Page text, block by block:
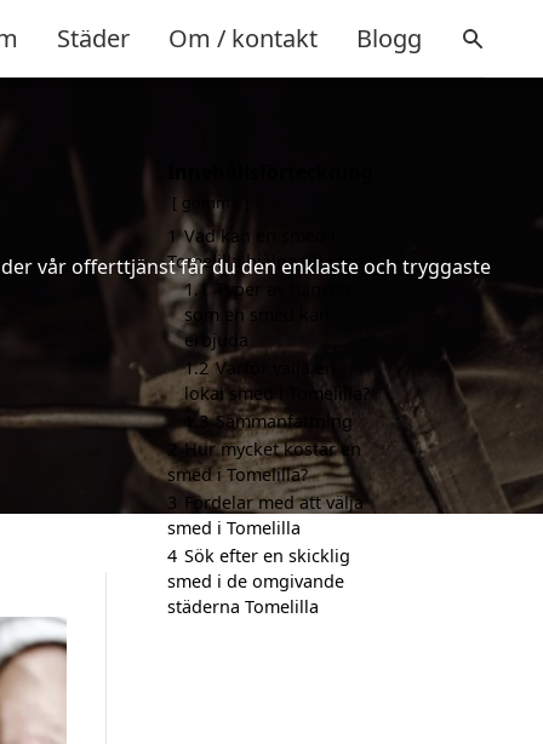
Städer Om / kontakt Blogg
vår offerttjänst får du den enklaste och tryggaste
gömma
1 Vad kan en smed i
Tomelilla hjälpa till med?
1.1
Typer av tjänster
som en smed kan
erbjuda
1.2 Varför välja en
lokal smed i Tomelilla?
1.3 Sammanfattning
2 Hur mycket kostar en
smed i Tomelilla?
3 Fördelar med att välja
smed i Tomelilla
4 Sök efter en skicklig
smed i de omgivande
städerna Tomelilla